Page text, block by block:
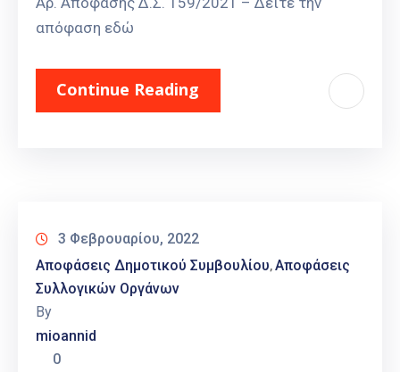
απόφαση εδώ
Continue Reading
3 Φεβρουαρίου, 2022
Αποφάσεις Δημοτικού Συμβουλίου‚Αποφάσεις
Συλλογικών Οργάνων
By
mioannid
0